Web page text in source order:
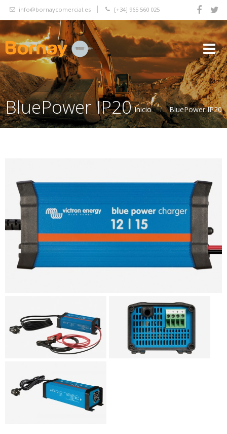
 info@bornaycomercial.es  [+34] 965 560 025  
BluePower IP20 Inicio BluePower IP20